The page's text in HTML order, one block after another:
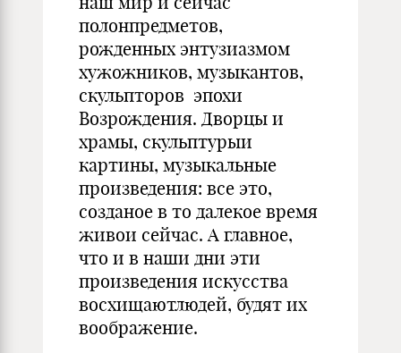
полонпредметов,
рожденных энтузиазмом
хужожников, музыкантов,
скульпторов эпохи
Возрождения. Дворцы и
храмы, скульптурыи
картины, музыкальные
произведения: все это,
созданое в то далекое время
живои сейчас. А главное,
что и в наши дни эти
произведения искусства
восхищаютлюдей, будят их
воображение.